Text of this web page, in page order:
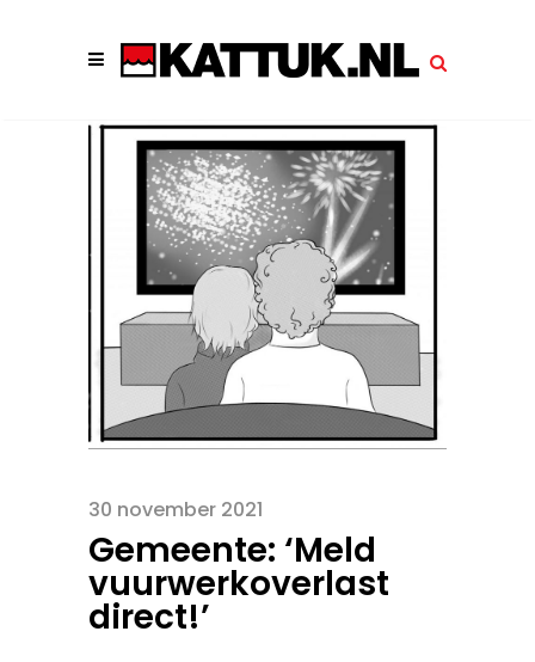
30 november 2021
Gemeente: ‘Meld
vuurwerkoverlast
direct!’